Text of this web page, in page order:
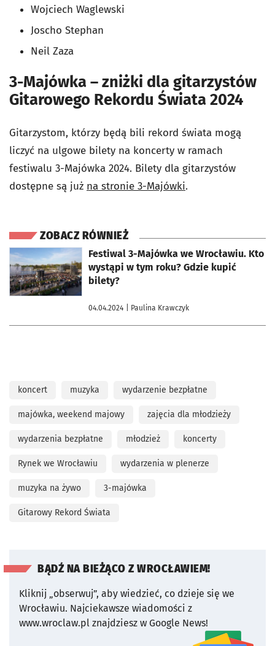
Wojciech Waglewski
Joscho Stephan
Neil Zaza
3-Majówka – zniżki dla gitarzystów
Gitarowego Rekordu Świata 2024
Gitarzystom, którzy będą bili rekord świata mogą
liczyć na ulgowe bilety na koncerty w ramach
festiwalu 3-Majówka 2024. Bilety dla gitarzystów
dostępne są już na stronie 3-Majówki.
ZOBACZ RÓWNIEŻ
Festiwal 3-Majówka we Wrocławiu. Kto
wystąpi w tym roku? Gdzie kupić
bilety?
04.04.2024 | Paulina Krawczyk
otworzy się w nowej karcie
koncert muzyka wydarzenie bezpłatne
majówka, weekend majowy zajęcia dla młodzieży
wydarzenia bezpłatne młodzież koncerty
Rynek we Wrocławiu wydarzenia w plenerze
muzyka na żywo 3-majówka
Gitarowy Rekord Świata
BĄDŹ NA BIEŻĄCO Z WROCŁAWIEM!
Kliknij „obserwuj”, aby wiedzieć, co dzieje się we
Wrocławiu. Najciekawsze wiadomości z
www.wroclaw.pl znajdziesz w Google News!